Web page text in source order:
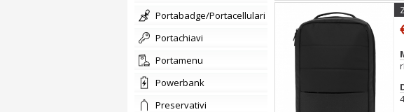
portabadge/Portacellulari
portachiavi
Portamenu
Powerbank
preservativi